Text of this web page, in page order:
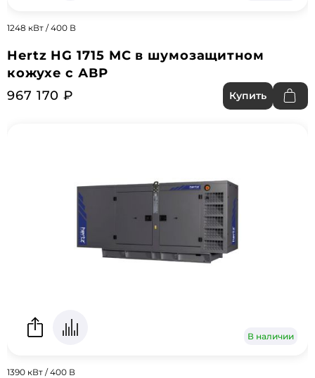
1248 кВт / 400 В
Hertz HG 1715 MC в шумозащитном
кожухе с АВР
967 170 ₽
Купить
В наличии
1390 кВт / 400 В